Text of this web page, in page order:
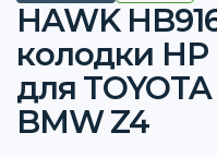
HAWK
колодки HP
для TOYOTA
BMW Z4